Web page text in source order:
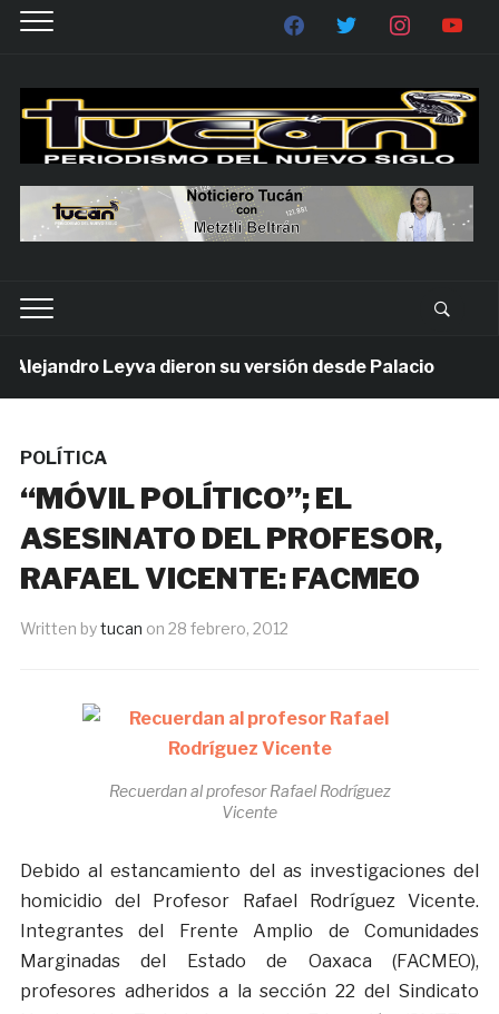
Leyva dieron su versión desde Palacio
POLÍTICA
“MÓVIL POLÍTICO”; EL
ASESINATO DEL PROFESOR,
RAFAEL VICENTE: FACMEO
Written bytucan on 28 febrero, 2012
Recuerdan al profesor Rafael Rodríguez
Vicente
Debido al estancamiento del as investigaciones del
homicidio del Profesor Rafael Rodríguez Vicente.
Integrantes del Frente Amplio de Comunidades
Marginadas del Estado de Oaxaca (FACMEO),
profesores adheridos a la sección 22 del Sindicato